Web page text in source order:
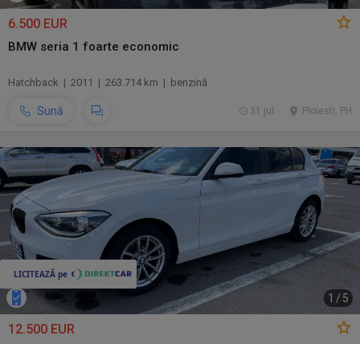
6.500 EUR
BMW seria 1 foarte economic
Hatchback | 2011 | 263.714 km | benzină
Sună Ploiesti, PH
31 jul.
1 / 5
12.500 EUR